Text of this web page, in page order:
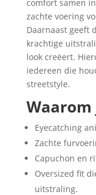
Print
Coat
aantal
comfort samen
zachte voering
Daarnaast geeft
krachtige
look creëert.
iedereen die
streetstyle.
Eyecatching
Zachte
Capuchon en
Oversized fit
uitstraling.